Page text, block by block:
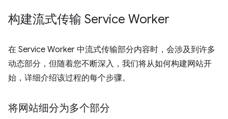
构建流式传输 Service Worker
在 Service Worker 中流式传输部分内容时，会涉及到许多
动态部分，但随着您不断深入，我们将从如何构建网站开
始，详细介绍该过程的每个步骤。
将网站细分为多个部分